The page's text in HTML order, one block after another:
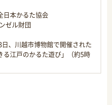
本かるた協会
ゼル財団
、川越市博物館で開催された
江戸のかるた遊び」（約5時